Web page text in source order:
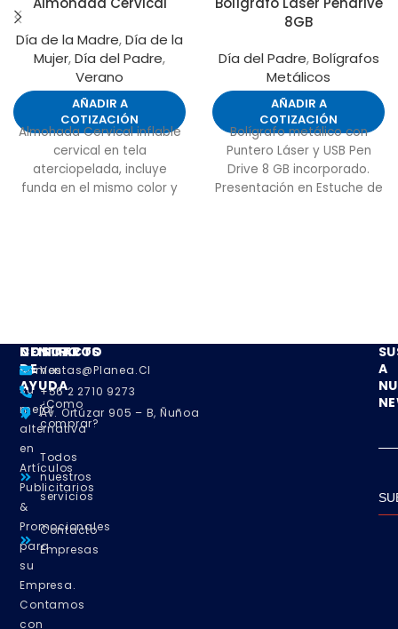
Día de la Madre,Día de la
Mujer,Día del Padre,
Verano
AÑADIR A
COTIZACIÓN
Almohada Cervical inflable
cervical en tela
aterciopelada, incluye
funda en el mismo color y
8GB
Día del Padre,Bolígrafos
Metálicos
AÑADIR A
COTIZACIÓN
Bolígrafo metálico con
Puntero Láser y USB Pen
Drive 8 GB incorporado.
Presentación en Estuche de
NOSOTROS
Somos
su
mejor
alternativa
en
Artículos
Publicitarios
&
Promocionales
para
su
Empresa.
Contamos
con
CENTRO
DE
AYUDA
¿Como
comprar?
Todos
nuestros
servicios
Contacto
Empresas
CONTACTO
Ventas@planea.cl
+56 2 2710 9273
Av. Ortúzar 905 – B, Ñuñoa
A